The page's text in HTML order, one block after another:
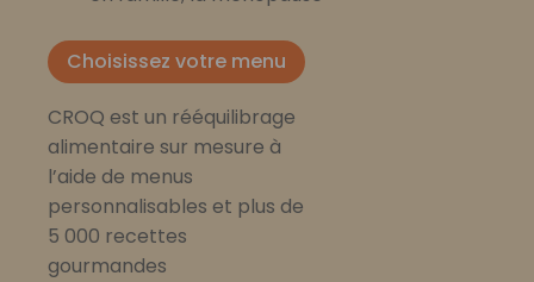
Choisissez votre menu
CROQ est un rééquilibrage
alimentaire sur mesure à
l’aide de menus
personnalisables et plus de
5 000 recettes
gourmandes